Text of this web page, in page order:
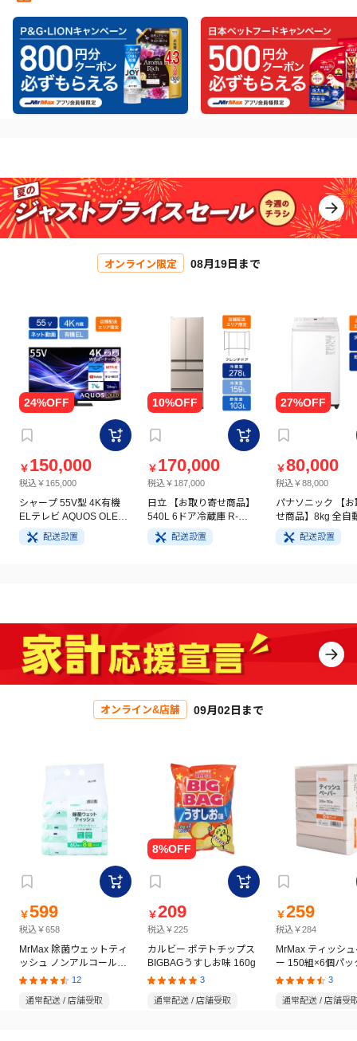
オンライン限定 08月19日まで
￥ 150,000
税込￥165,000
シャープ 55V型 4K有機
ELテレビ AQUOS OLED
4T-C55GQ3
配送設置
￥ 170,000
税込￥187,000
日立 【お取り寄せ商品】
540L 6ドア冷蔵庫 R-
HW54V(N) ライトゴール
ド
配送設置
￥80,000
税込￥88,000
パナソニック 【お
せ商品】8kg 全自
洗濯機 NA-
イト
配送設置
オンライン&店舗 09月02日まで
￥599
税込￥658
MrMax 除菌ウェットティ
ッシュ ノンアルコールタ
イプ 60枚×8個パック
12
通常配送 / 店舗受取
￥209
税込￥225
カルビー ポテトチップス
BIGBAGうすしお味 160g
3
通常配送 / 店舗受取
￥259
税込￥284
MrMax ティッシ
ー 150組×6個パッ
3
通常配送 / 店舗受